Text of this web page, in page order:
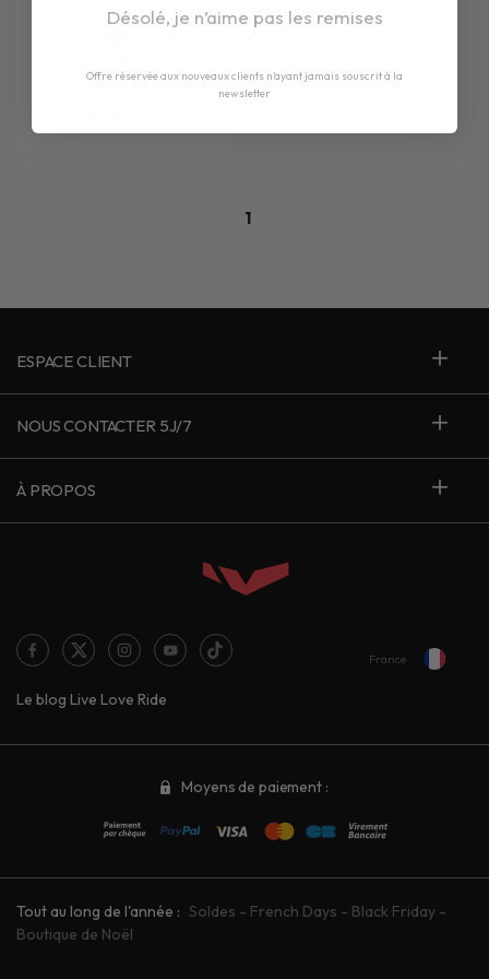
1
ESPACE CLIENT
NOUS CONTACTER 5J/7
À PROPOS
Le blog Live Love Ride
France
Moyens de paiement :
Tout au long de l'année : Soldes - French Days - Black Friday -
Boutique de Noël
Désolé, je n’aime pas les remises
Offre réservée aux nouveaux clients n'ayant jamais souscrit à la
newsletter